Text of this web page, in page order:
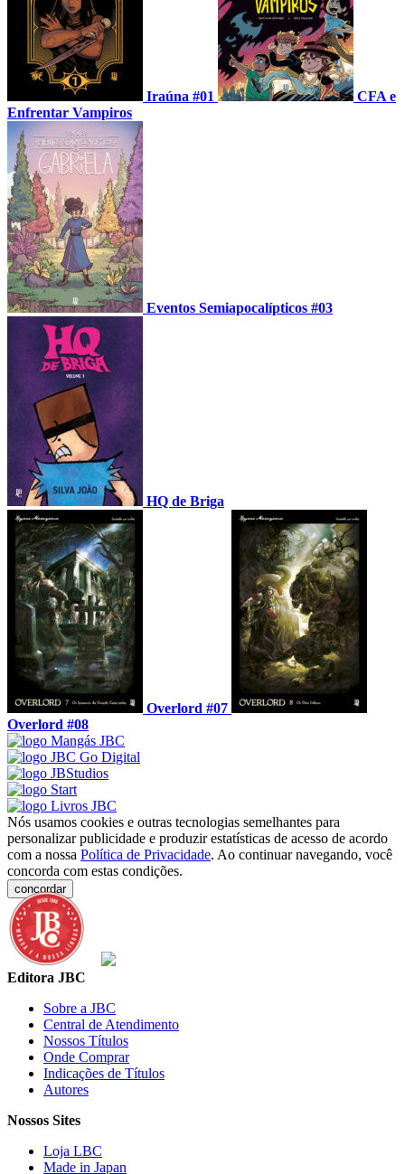
Iraúna #01
CFA e
Enfrentar Vampiros
Eventos Semiapocalípticos #03
HQ de Briga
Overlord #07
Overlord #08
Nós usamos cookies e outras tecnologias semelhantes para
personalizar publicidade e produzir estatísticas de acesso de acordo
com a nossa Política de Privacidade. Ao continuar navegando, você
concorda com estas condições.
concordar
Editora JBC
Sobre a JBC
Central de Atendimento
Nossos Títulos
Onde Comprar
Indicações de Títulos
Autores
Nossos Sites
Loja LBC
Made in Japan